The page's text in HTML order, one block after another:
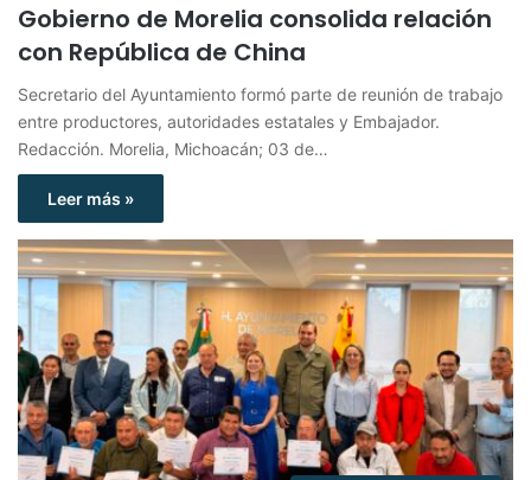
Gobierno de Morelia consolida relación
con República de China
Secretario del Ayuntamiento formó parte de reunión de trabajo
entre productores, autoridades estatales y Embajador.
Redacción. Morelia, Michoacán; 03 de…
Leer más »